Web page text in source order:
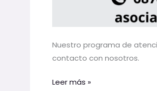
Nuestro programa de
contacto con nosotros.
Leer más »